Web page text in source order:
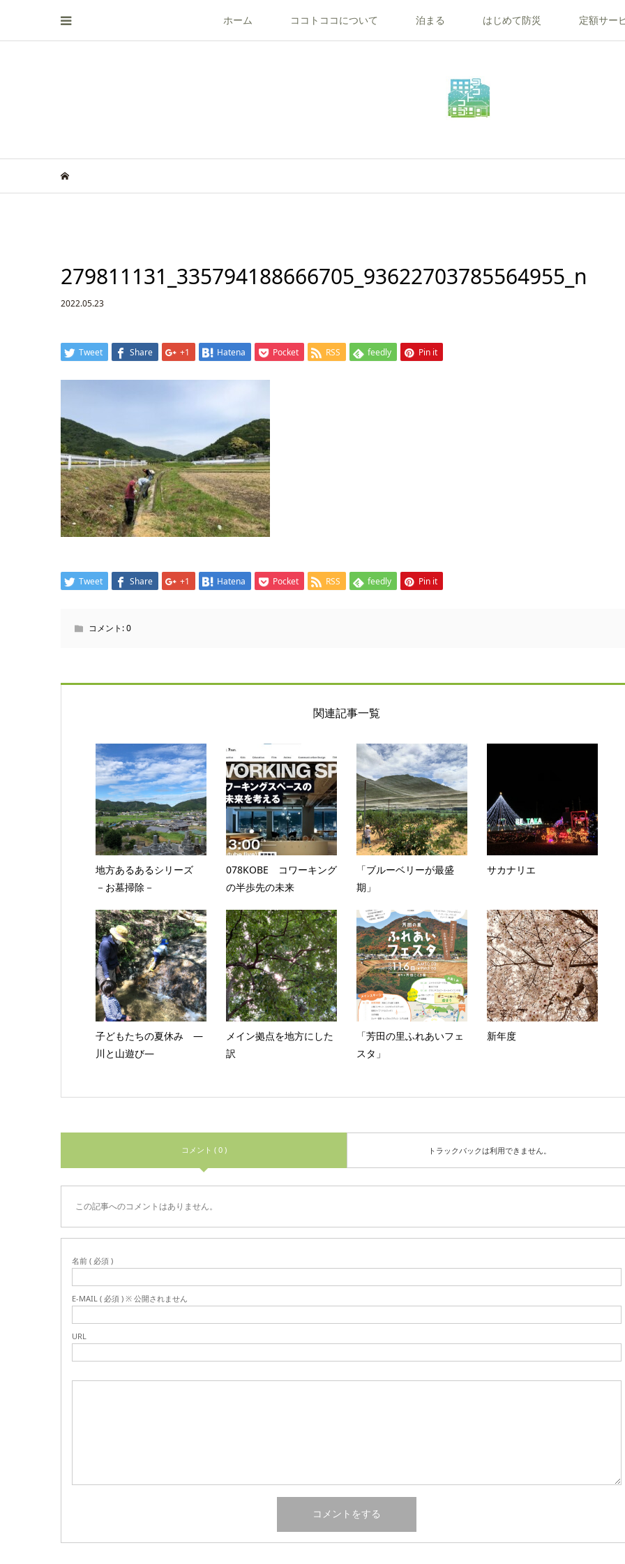
ホーム ココトココについて 泊まる はじめて防災 定額サー
279811131_335794188666705_93622703785564955_n
2022.05.23
Tweet Share +1 Hatena Pocket RSS feedly Pin it
Tweet Share +1 Hatena Pocket RSS feedly Pin it
コメント:0
関連記事一覧
地方あるあるシリーズ
－お墓掃除－
078KOBE コワーキング
の半歩先の未来
「ブルーベリーが最盛
期」
サカナリエ
子どもたちの夏休み ―
川と山遊び―
メイン拠点を地方にした
訳
「芳田の里ふれあいフェ
スタ」
新年度
コメント ( 0 ) トラックバックは利用できません。
この記事へのコメントはありません。
名前 ( 必須 )
E-MAIL ( 必須 ) ※ 公開されません
URL